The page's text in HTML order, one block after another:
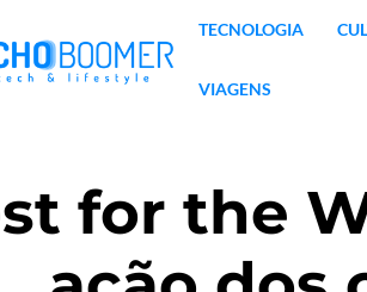
TECNOLOGIA
VIAGENS
for the